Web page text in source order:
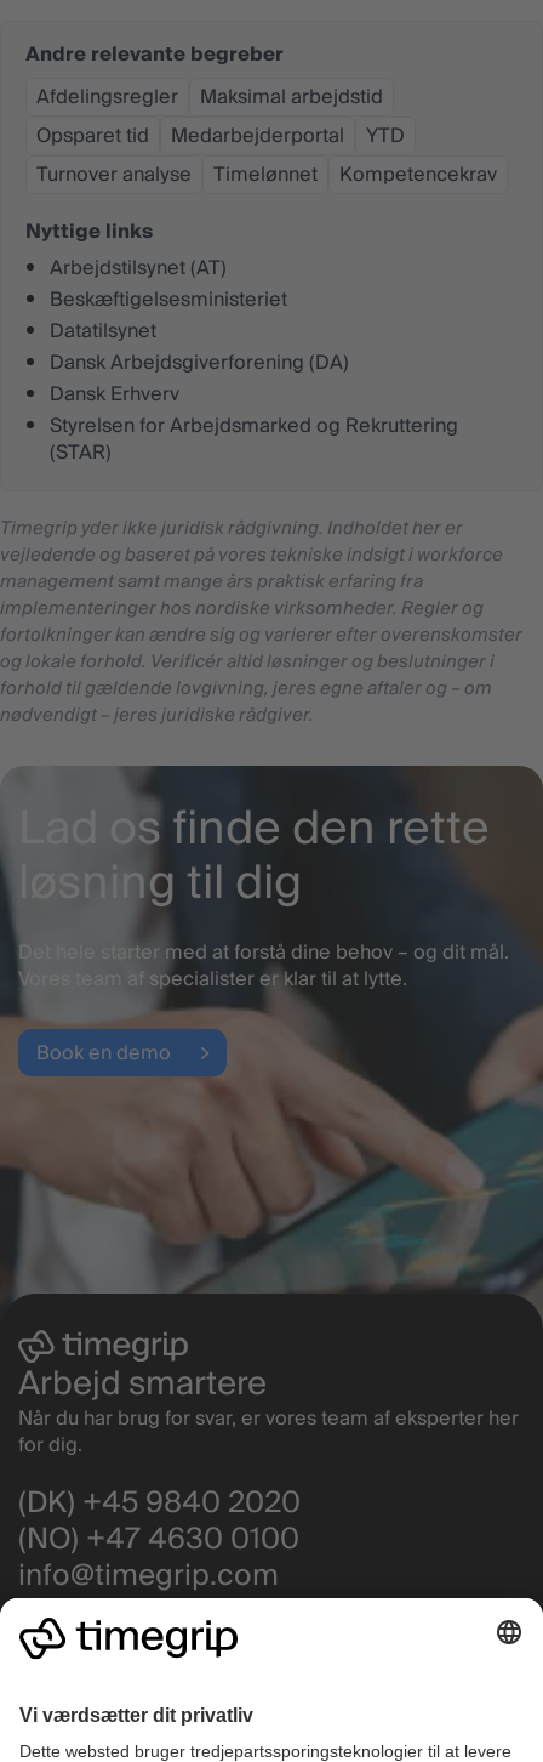
Andre relevante begreber
Afdelingsregler
Maksimal arbejdstid
Opsparet tid
Medarbejderportal
YTD
Turnover analyse
Timelønnet
Kompetencekrav
Nyttige links
Arbejdstilsynet (AT)
Beskæftigelsesministeriet
Datatilsynet
Dansk Arbejdsgiverforening (DA)
Dansk Erhverv
Styrelsen for Arbejdsmarked og Rekruttering
(STAR)
Timegrip yder ikke juridisk rådgivning. Indholdet her er
vejledende og baseret på vores tekniske indsigt i workforce
management samt mange års praktisk erfaring fra
implementeringer hos nordiske virksomheder. Regler og
fortolkninger kan ændre sig og varierer efter overenskomster
og lokale forhold. Verificér altid løsninger og beslutninger i
forhold til gældende lovgivning, jeres egne aftaler og – om
nødvendigt – jeres juridiske rådgiver.
Lad os finde den rette
løsning til dig
Det hele starter med at forstå dine behov – og dit mål.
Vores team af specialister er klar til at lytte.
Book en demo
Arbejd smartere
Når du har brug for svar, er vores team af eksperter her
for dig.
(DK) +45 9840 2020
(NO) +47 4630 0100
info@timegrip.com
Få support
Driftstatus